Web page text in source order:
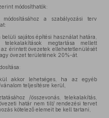
módosíthatók:
a szabályozási terv
sajátos építési használat határa,
megtartása mellett
érintett övezetek ellehetetlenülését
övezet területének 20%-át.
akkor lehetséges, ha az egyéb
teljesítésre kerül,
/összevonás, telekalakítás,
határ nem tilt/ rendezési tervet
kötelező elemeit be kell tartani,